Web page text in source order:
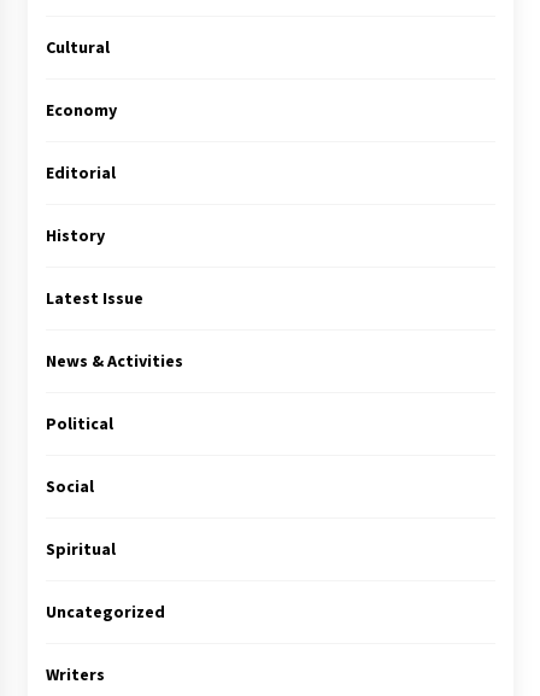
Cultural
Economy
Editorial
History
Latest Issue
News & Activities
Political
Social
Spiritual
Uncategorized
Writers